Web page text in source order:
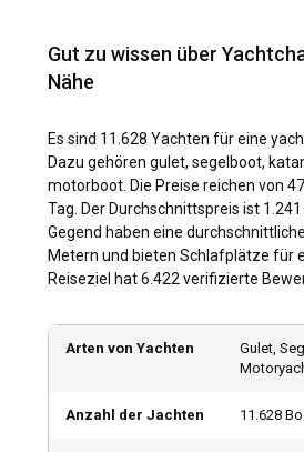
Der Reiz des Yachtcharters hat
Griechenland, Kroatien und Italien
Meer und ein reiches Erbe, während
die Britischen Jungferninseln und
unberührten Stränden und
Etwas weiter entfernt liegen die
Paradiese Tahiti und Fidschi,
smaragdgrünen Inseln inmitten
Bahamas perfekte
bieten, um eine Yacht zu chartern.
erweitern Ihren Horizont und
Gut zu wissen über
Nähe
Es sind 11.628 Yachten für eine
Dazu gehören gulet, segelboot,
motorboot. Die Preise reichen von
Tag. Der Durchschnittspreis ist
Gegend haben eine
Metern und bieten Schlafplätze für
Reiseziel hat 6.422 verifizierte
Arten von Yachten
Gulet,
Anzahl der Jachten 11.628